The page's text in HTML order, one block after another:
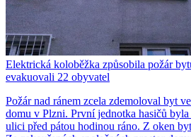
Elektrická koloběžka způsobila požár
evakuovali 22 obyvatel
Požár nad ránem zcela zdemoloval byt
domu v Plzni. První jednotka hasičů
ulici před pátou hodinou ráno. Z oken